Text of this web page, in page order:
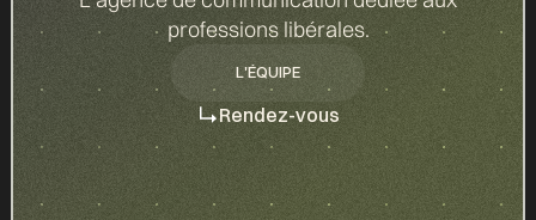
professions libérales.
L'ÉQUIPE
L'ÉQUIPE
Rendez-vous